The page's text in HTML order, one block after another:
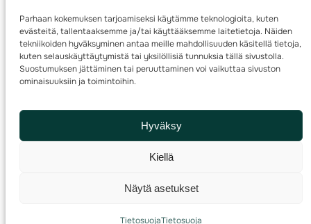
Parhaan kokemuksen tarjoamiseksi käytämme teknologioita, kuten
evästeitä, tallentaaksemme ja/tai käyttääksemme laitetietoja. Näiden
tekniikoiden hyväksyminen antaa meille mahdollisuuden käsitellä tietoja,
kuten selauskäyttäytymistä tai yksilöllisiä tunnuksia tällä sivustolla.
Suostumuksen jättäminen tai peruuttaminen voi vaikuttaa sivuston
ominaisuuksiin ja toimintoihin.
Hyväksy
Kiellä
Näytä asetukset
TietosuojaTietosuoja
Kartoitus
Ratamestari
© 2025 ·Suomen Suunnistusliitto· Valimotie 10, 00380 Helsinki, Finland
info(a)suunnistusliitto.fi,Rastilipun asiat: rastilippu(a)suunnistusliitto.fi
Kilpailut ja kuntorastit – Rastilippu:::Rastilipun ohjeet